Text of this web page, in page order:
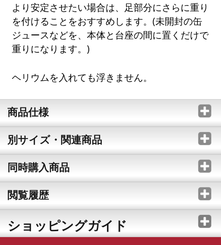
より安定させたい場合は、足部分にさらに重り
を付けることをおすすめします。(未開封の缶
ジュースなどを、本体と台座の間に置くだけで
重りになります。)
ヘリウムを入れても浮きません。
商品仕様
別サイズ・関連商品
同時購入商品
閲覧履歴
ショッピングガイド